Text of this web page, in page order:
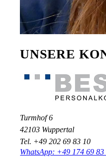
UNSERE
Turmhof 6
42103 Wuppertal
Tel. +49 202 69 83 10
WhatsApp: +49 174 69 83